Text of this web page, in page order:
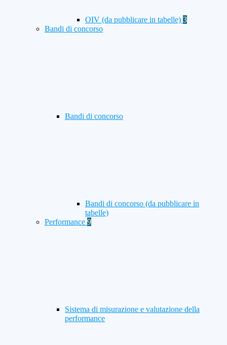
OIV (da pubblicare in tabelle) 3
Bandi di concorso
Bandi di concorso
Bandi di concorso (da pubblicare in
tabelle)
Performance 9
Sistema di misurazione e valutazione della
performance